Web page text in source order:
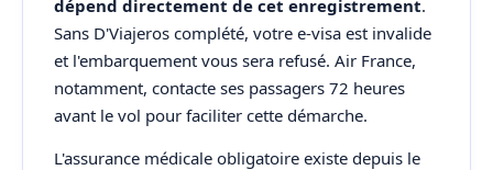
dépend directement de cet enregistrement.
Sans D'Viajeros complété, votre e-visa est invalide
et l'embarquement vous sera refusé. Air France,
notamment, contacte ses passagers 72 heures
avant le vol pour faciliter cette démarche.
L'assurance médicale obligatoire existe depuis le